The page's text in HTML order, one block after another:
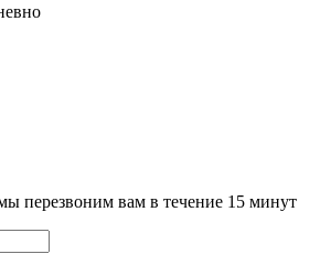
перезвоним вам в течение 15 минут